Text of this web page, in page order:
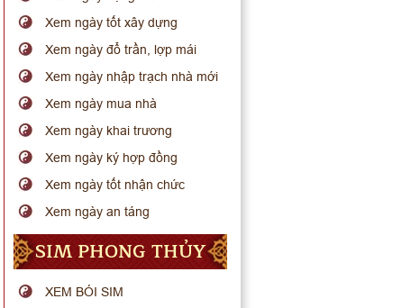
Xem ngày tốt xây dựng
Xem ngày đổ trần, lợp mái
Xem ngày nhập trạch nhà mới
Xem ngày mua nhà
Xem ngày khai trương
Xem ngày ký hợp đồng
Xem ngày tốt nhận chức
Xem ngày an táng
SIM PHONG THỦY
XEM BÓI SIM